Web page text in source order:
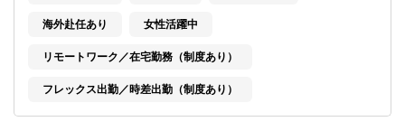
海外赴任あり 女性活躍中
リモートワーク／在宅勤務（制度あり）
フレックス出勤／時差出勤（制度あり）